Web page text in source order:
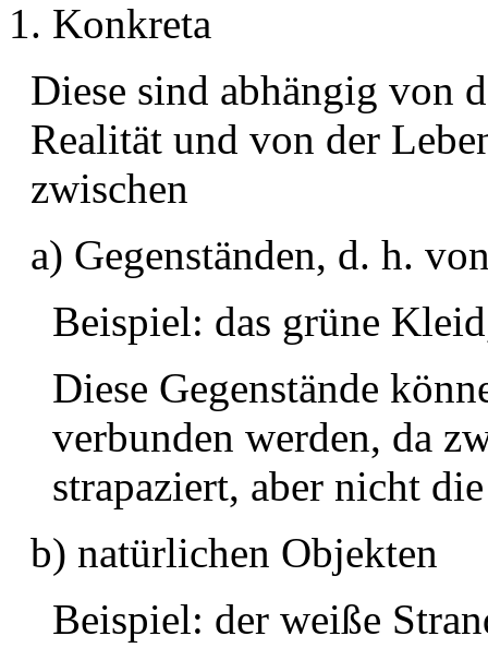
1. Konkreta
Diese sind abhängig von
Realität und von der
zwischen
a) Gegenständen, d. h.
Beispiel: das grüne
Diese Gegenstände
verbunden werden, da
strapaziert, aber nicht
b) natürlichen Objekten
Beispiel: der weiße